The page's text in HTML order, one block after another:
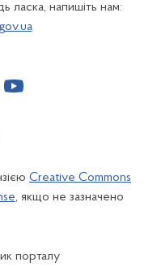
ласка, напишіть нам:
Creative Commons
, якщо не зазначено
порталу